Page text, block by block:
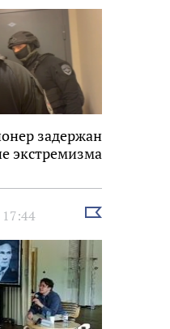
задержан
экстремизма
Выбрать